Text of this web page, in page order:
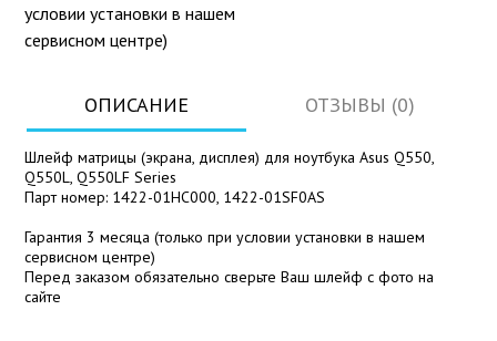
условии установки в нашем
сервисном центре)
ОПИСАНИЕ ОТЗЫВЫ (0)
Шлейф матрицы (экрана, дисплея) для ноутбука Asus Q550,
Q550L, Q550LF Series
Парт номер: 1422-01HC000, 1422-01SF0AS
Гарантия 3 месяца (только при условии установки в нашем
сервисном центре)
Перед заказом обязательно сверьте Ваш шлейф с фото на
сайте